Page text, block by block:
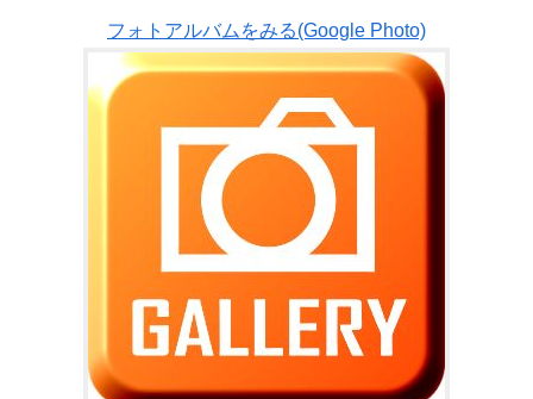
フォトアルバムをみる(Google Photo)